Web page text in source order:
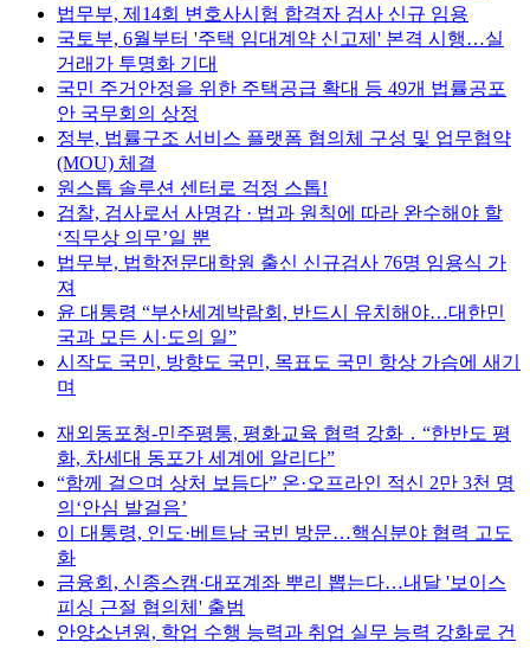
법무부, 제14회 변호사시험 합격자 검사 신규 임용
국토부, 6월부터 '주택 임대계약 신고제' 본격 시행…실
거래가 투명화 기대
국민 주거안정을 위한 주택공급 확대 등 49개 법률공포
안 국무회의 상정
정부, 법률구조 서비스 플랫폼 협의체 구성 및 업무협약
(MOU) 체결
원스톱 솔루션 센터로 걱정 스톱!
검찰, 검사로서 사명감 · 법과 원칙에 따라 완수해야 할
‘직무상 의무’일 뿐
법무부, 법학전문대학원 출신 신규검사 76명 임용식 가
져
윤 대통령 “부산세계박람회, 반드시 유치해야…대한민
국과 모든 시·도의 일”
시작도 국민, 방향도 국민, 목표도 국민 항상 가슴에 새기
며
재외동포청-민주평통, 평화교육 협력 강화 ․ “한반도 평
화, 차세대 동포가 세계에 알리다”
“함께 걸으며 상처 보듬다” 온·오프라인 적신 2만 3천 명
의‘안심 발걸음’
이 대통령, 인도·베트남 국빈 방문…핵심분야 협력 고도
화
금융회, 신종스캠·대포계좌 뿌리 뽑는다…내달 '보이스
피싱 근절 협의체' 출범
안양소년원, 학업 수행 능력과 취업 실무 능력 강화로 건